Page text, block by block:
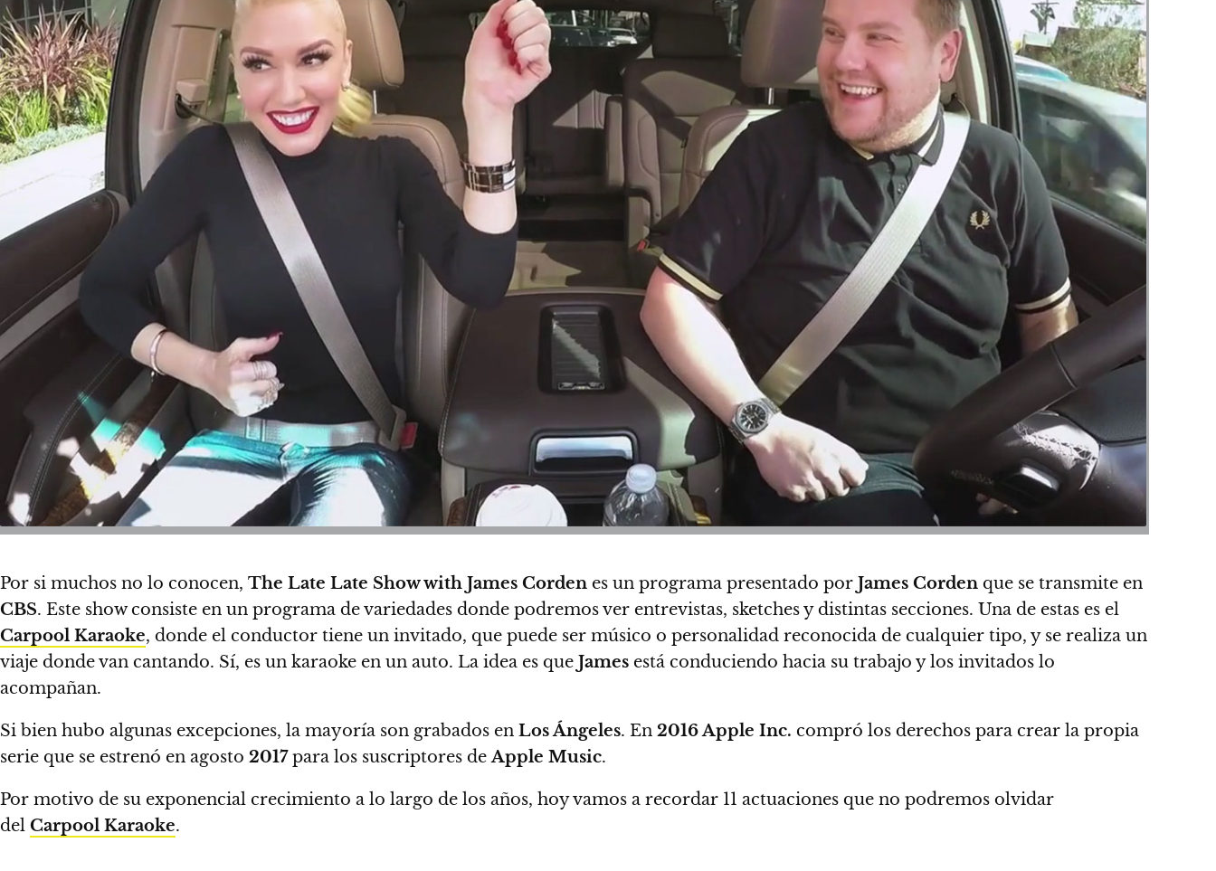
Por si muchos no lo conocen, The Late Late Show with James Corden es un programa presentado por James Corden que se transmite en
CBS. Este show consiste en un programa de variedades donde podremos ver entrevistas, sketches y distintas secciones. Una de estas es el
Carpool Karaoke, donde el conductor tiene un invitado, que puede ser músico o personalidad reconocida de cualquier tipo, y se realiza un
viaje donde van cantando. Sí, es un karaoke en un auto. La idea es que James está conduciendo hacia su trabajo y los invitados lo
acompañan.
Si bien hubo algunas excepciones, la mayoría son grabados en Los Ángeles. En 2016 Apple Inc. compró los derechos para crear la propia
serie que se estrenó en agosto 2017para los suscriptores deApple Music.
Por motivo de su exponencial crecimiento a lo largo de los años, hoy vamos a recordar 11 actuaciones que no podremos olvidar
del Carpool Karaoke.